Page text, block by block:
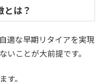
逮捕されました。朝日新聞によると、
ＫＩＮＧ（キング）」と名乗り、ウ
ポールを拠点に、世界的にビジネス
と紹介。被害者は「素晴らしい生き方
とは？
適な早期リタイアを実現
いことが大前提です。
。